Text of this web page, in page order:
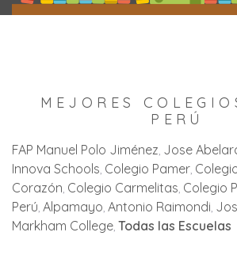
MEJORES
PERÚ
FAP Manuel Polo Jiménez Jose
Innova Schools Colegio Pamer
Corazón Colegio Carmelitas Colegio
Perú Alpamayo Antonio Raimondi
Markham College Todas las Escuelas